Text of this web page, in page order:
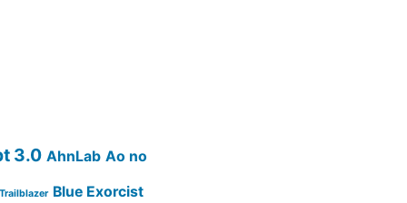
3.0 AhnLab Ao no
Blue Exorcist